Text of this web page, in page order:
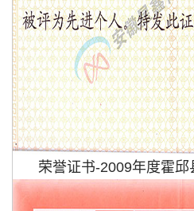
荣誉证书-2009年度霍